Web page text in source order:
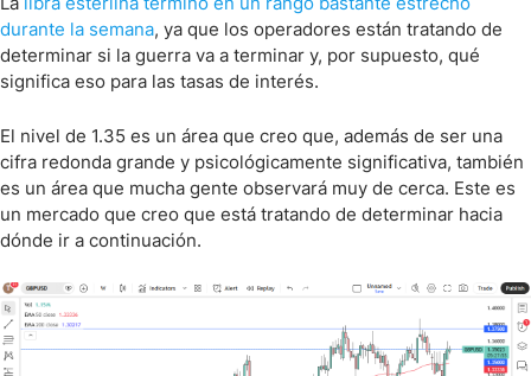
durante la semana, ya que los operadores están tratando de
determinar si la guerra va a terminar y, por supuesto, qué
significa eso para las tasas de interés.
El nivel de 1.35 es un área que creo que, además de ser una
cifra redonda grande y psicológicamente significativa, también
es un área que mucha gente observará muy de cerca. Este es
un mercado que creo que está tratando de determinar hacia
dónde ir a continuación.